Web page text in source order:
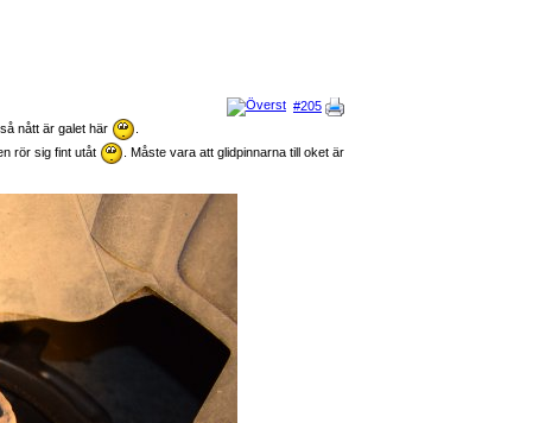
#205
nått är galet här
rör sig fint utåt
. Måste vara att glidpinnarna till oket är